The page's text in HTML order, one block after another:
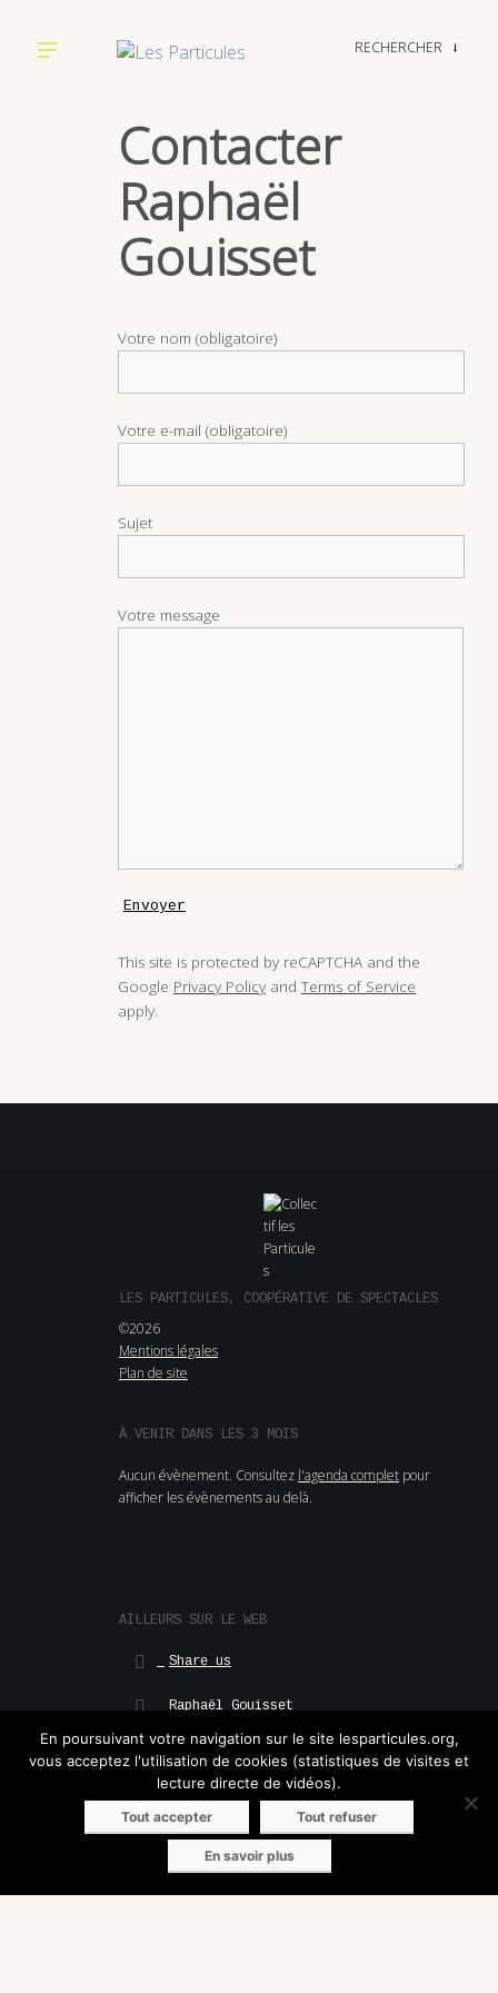
RECHERCHER →
Contacter
Raphaël
Gouisset
Votre nom (obligatoire)
Votre e-mail (obligatoire)
Sujet
Votre message
This site is protected by reCAPTCHA and the
Google Privacy Policy and Terms of Service
apply.
LES PARTICULES, COOPÉRATIVE DE SPECTACLES
©2026
Mentions légales
Plan de site
À VENIR DANS LES 3 MOIS
Aucun évènement. Consultez l'agenda complet pour
afficher les évènements au delà.
AILLEURS SUR LE WEB
Share us
Raphaël Gouisset
Marie Rouge
Lola Maury
Vidéos
En poursuivant votre navigation sur le site lesparticules.org,
vous acceptez l'utilisation de cookies (statistiques de visites et
lecture directe de vidéos).
Tout accepter Tout refuser
En savoir plus